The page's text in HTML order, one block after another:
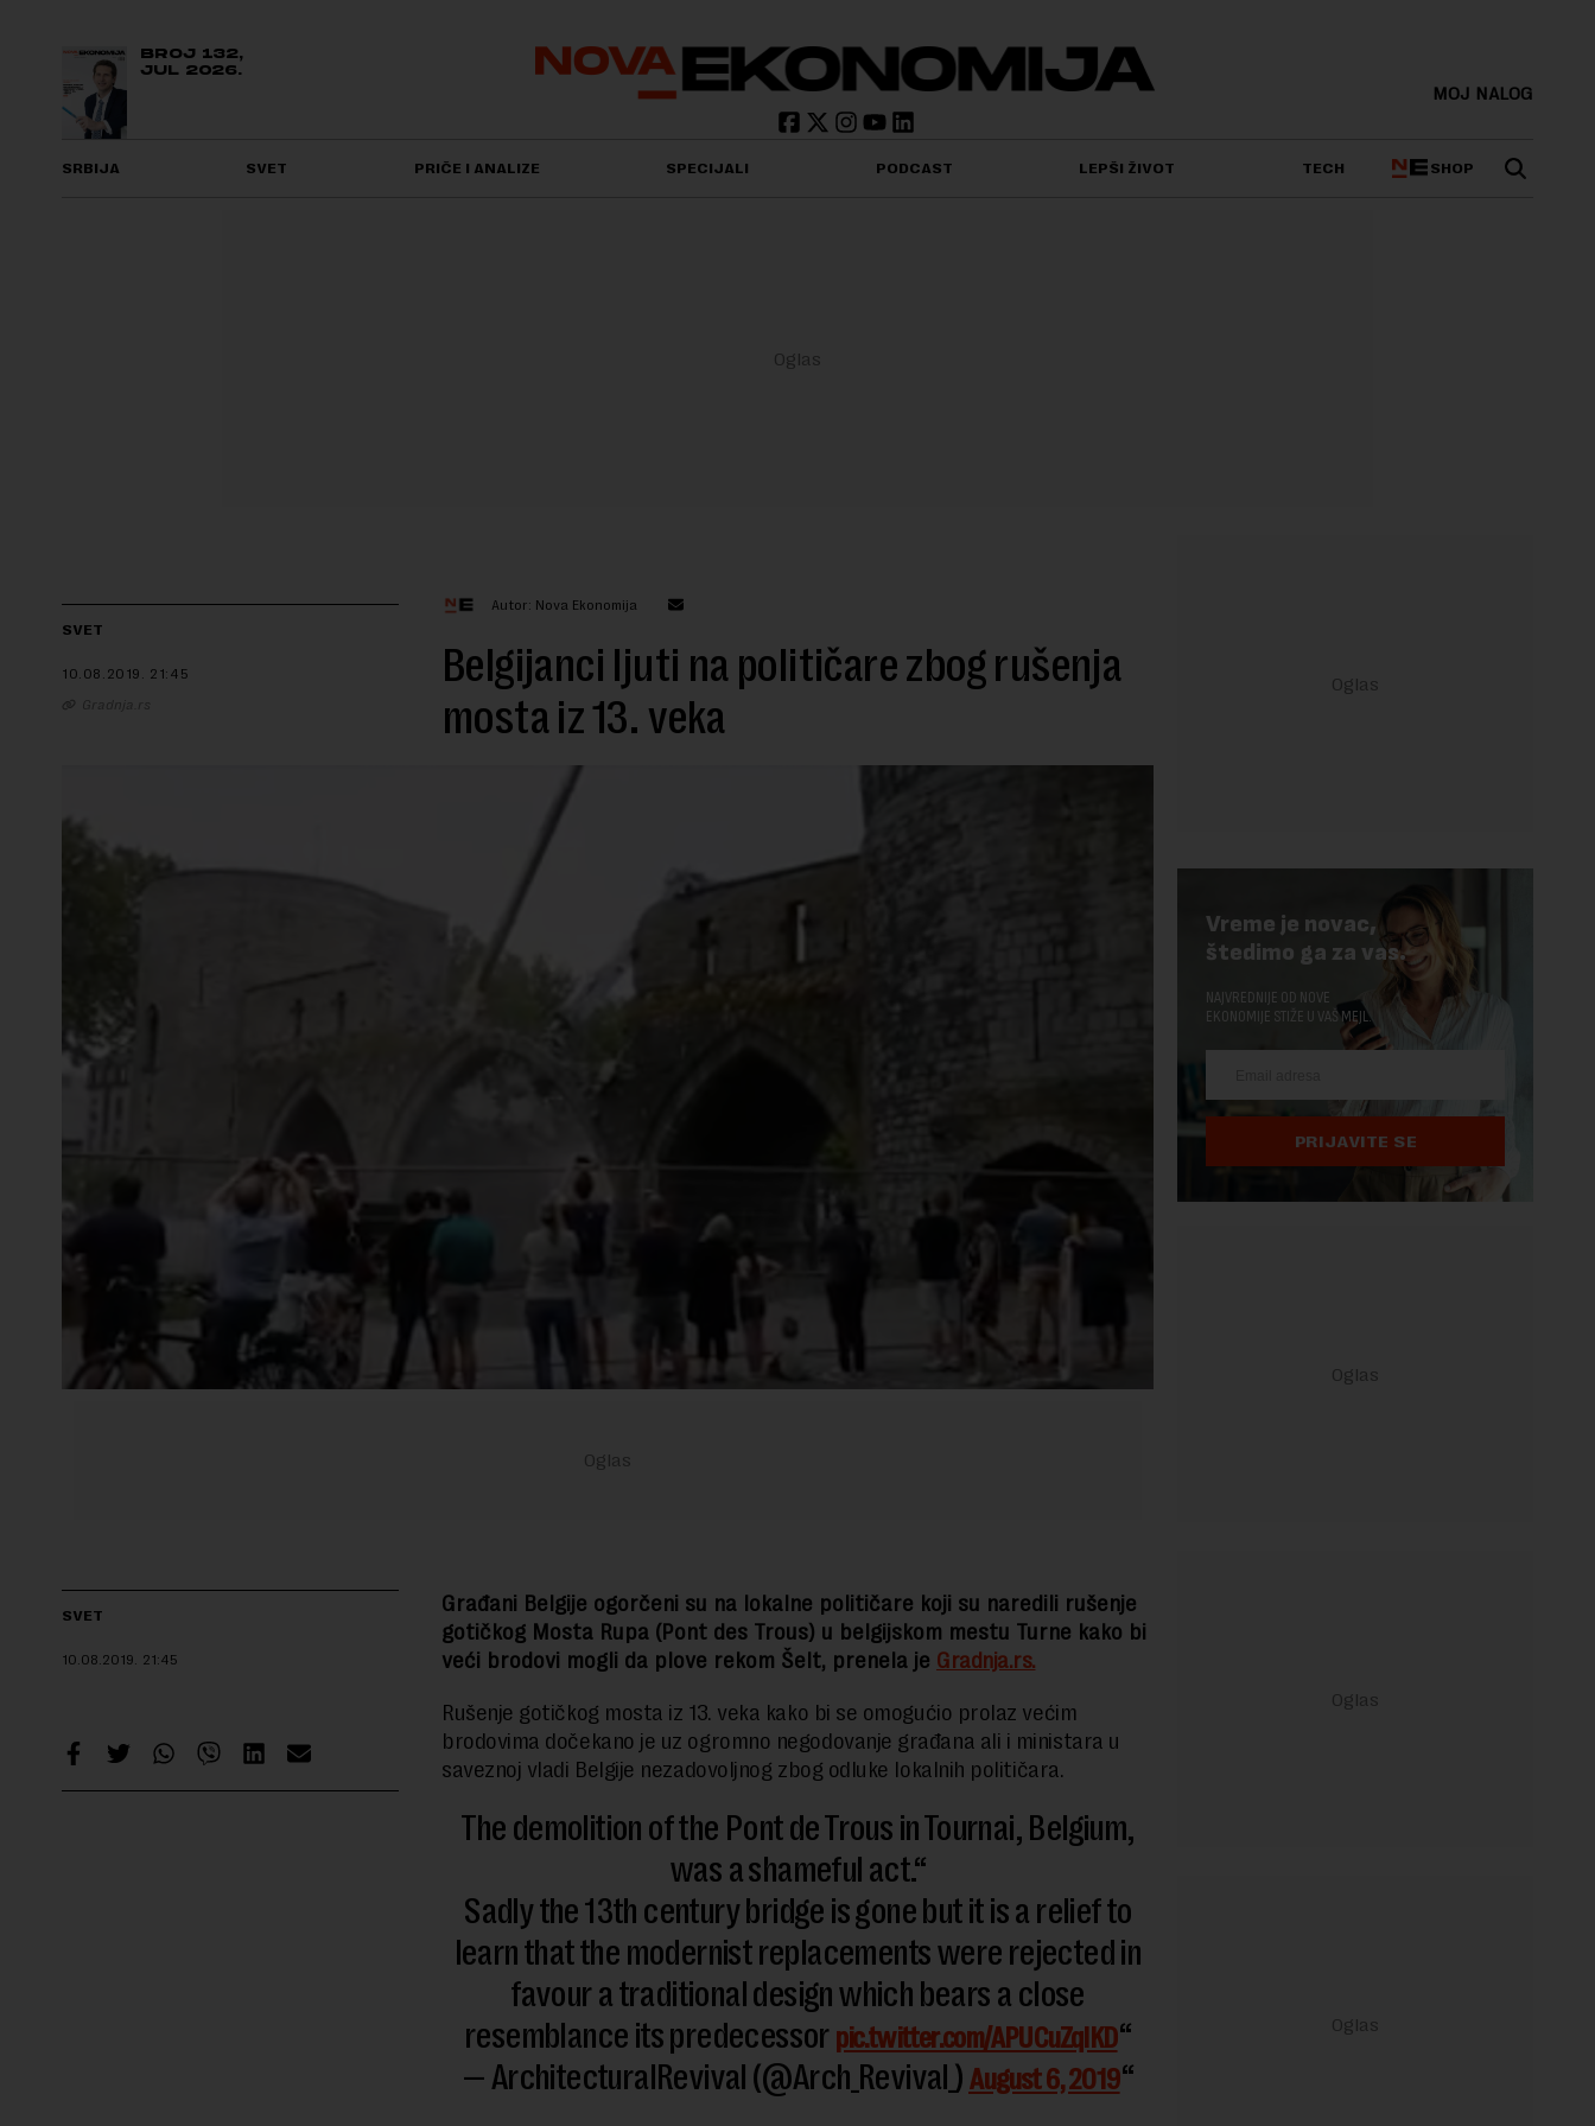
BROJ 132,
JUL 2026.
MOJ NALOG
SRBIJA SVET PRIČE I ANALIZE SPECIJALI PODCAST LEPŠI ŽIVOT TECH SHOP
SVET
10.08.2019. 21:45
Gradnja.rs
Autor: Nova Ekonomija
Belgijanci ljuti na političare zbog rušenja
mosta iz 13. veka
SVET
10.08.2019. 21:45
Građani Belgije ogorčeni su na lokalne političare koji su naredili rušenje
gotičkog Mosta Rupa (Pont des Trous) u belgijskom mestu Turne kako bi
veći brodovi mogli da plove rekom Šelt, prenela je Gradnja.rs.
Rušenje gotičkog mosta iz 13. veka kako bi se omogućio prolaz većim
brodovima dočekano je uz ogromno negodovanje građana ali i ministara u
saveznoj vladi Belgije nezadovoljnog zbog odluke lokalnih političara.
The demolition of the Pont de Trous in Tournai, Belgium,
was a shameful act.
Sadly the 13th century bridge is gone but it is a relief to
learn that the modernist replacements were rejected in
favour a traditional design which bears a close
resemblance its predecessor pic.twitter.com/APUCuZqIKD
— ArchitecturalRevival (@Arch_Revival_) August 6, 2019
Vreme je novac,
štedimo ga za vas.
NAJVREDNIJE OD NOVE
EKONOMIJE STIŽE U VAŠ MEJL.
PRIJAVITE SE